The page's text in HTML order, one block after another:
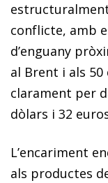
conflicte, amb
d’enguany
al Brent i als
clarament per
dòlars i 32
L’encariment
als productes